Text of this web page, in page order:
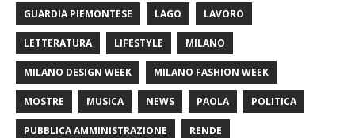
GUARDIA PIEMONTESE LAGO LAVORO
LETTERATURA LIFESTYLE MILANO
MILANO DESIGN WEEK MILANO FASHION WEEK
MOSTRE MUSICA NEWS PAOLA POLITICA
PUBBLICA AMMINISTRAZIONE RENDE